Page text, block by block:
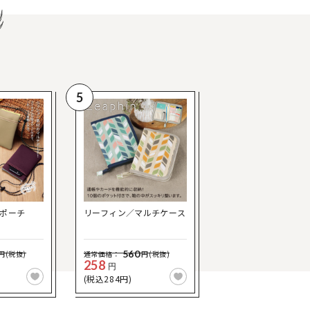
ーチ
(税抜)
5
リーフィン／マルチケース
通常価格： 560円(税抜)
258 円
(税込284円)